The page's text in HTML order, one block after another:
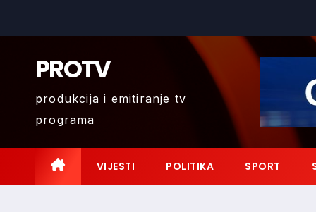
PROTV
produkcija i emitiranje tv
programa
VIJESTI POLITIKA SPORT